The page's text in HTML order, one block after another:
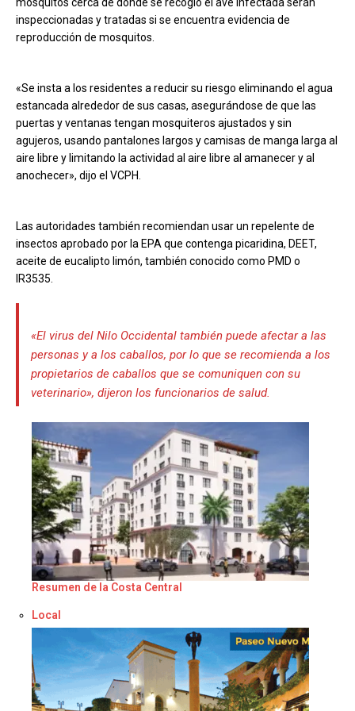
inspeccionadas y tratadas si se encuentra evidencia de
reproducción de mosquitos.
«Se insta a los residentes a reducir su riesgo eliminando el agua
estancada alrededor de sus casas, asegurándose de que las
puertas y ventanas tengan mosquiteros ajustados y sin
agujeros, usando pantalones largos y camisas de manga larga al
aire libre y limitando la actividad al aire libre al amanecer y al
anochecer», dijo el VCPH.
Las autoridades también recomiendan usar un repelente de
insectos aprobado por la EPA que contenga picaridina, DEET,
aceite de eucalipto limón, también conocido como PMD o
IR3535.
«El virus del Nilo Occidental también puede afectar a las
personas y a los caballos, por lo que se recomienda a los
propietarios de caballos que se comuniquen con su
veterinario», dijeron los funcionarios de salud.
Resumen de la Costa Central
Respecto a
Local